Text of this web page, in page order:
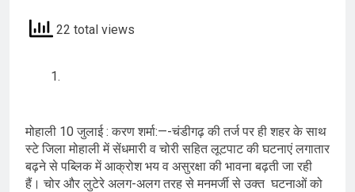
22 total views
मोहाली 10 जुलाई : करण शर्मा:—-चंडीगढ़ की तर्ज पर ही शहर के साथ
स्टे जिला मोहाली में सेंधमारी व चोरी सहित लूटपाट की घटनाएं लगातार
बढ़ने से पब्लिक में आक्रोश भय व असुरक्षा की भावना बढ़ती जा रही
हैं। चोर और लुटेरे अलग-अलग तरह से मनमर्जी से उक्त घटनाओं को